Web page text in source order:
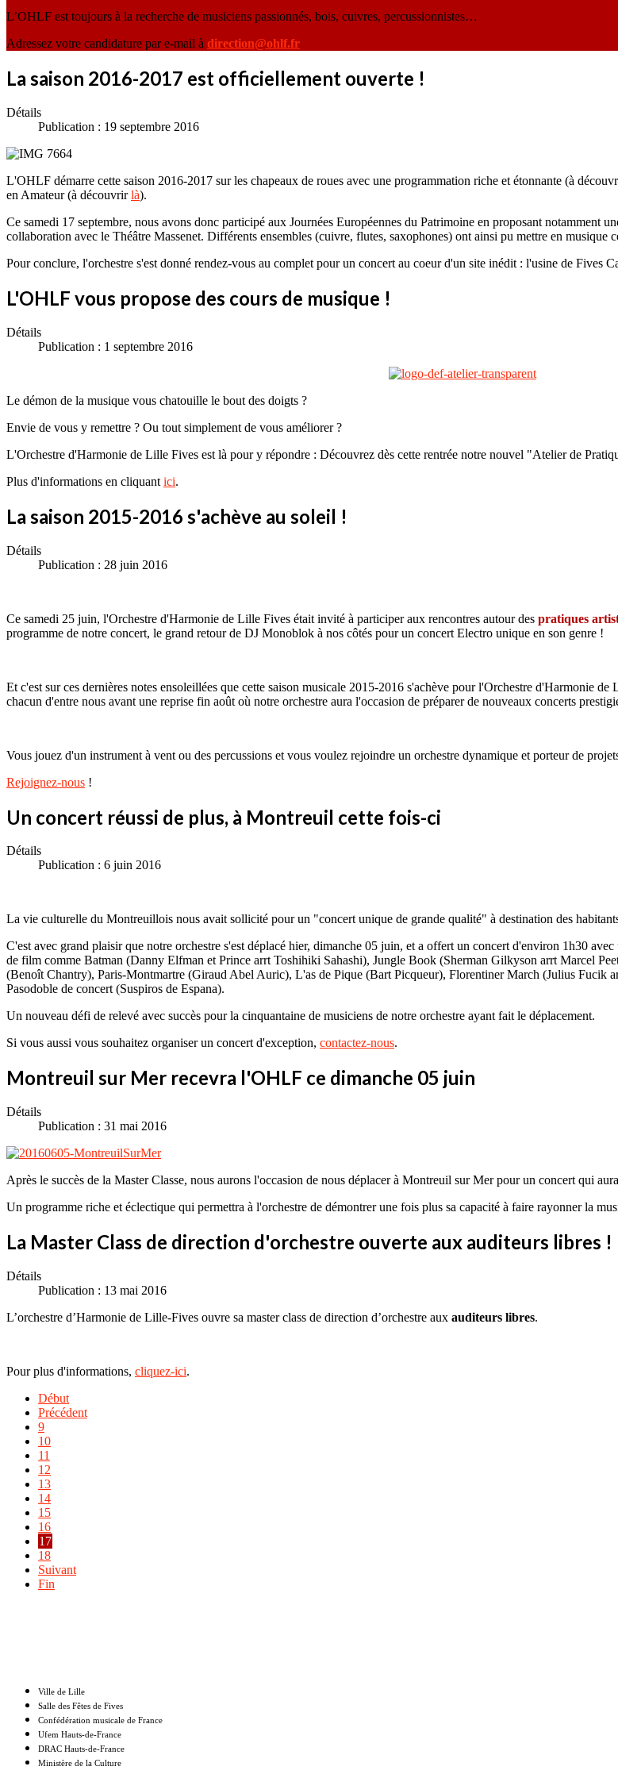
L’OHLF est toujours à la recherche de musiciens passionnés, bois, cuivres, percussionnistes…
Adressez votre candidature par e-mail à direction@ohlf.fr
La saison 2016-2017 est officiellement ouverte !
Détails
Publication : 19 septembre 2016
L'OHLF démarre cette saison 2016-2017 sur les chapeaux de roues avec une programmation riche et étonnante (à
en Amateur (à découvrirlà).
Ce samedi 17 septembre, nous avons donc participé aux Journées Européennes du Patrimoine en proposant notamment
collaboration avec le Théâtre Massenet. Différents ensembles (cuivre, flutes, saxophones) ont ainsi pu mettre en musique
Pour conclure, l'orchestre s'est donné rendez-vous au complet pour un concert au coeur d'un site inédit : l'usine de Fives
L'OHLF vous propose des cours de musique !
Détails
Publication : 1 septembre 2016
Le démon de la musique vous chatouille le bout des doigts ?
Envie de vous y remettre ? Ou tout simplement de vous améliorer ?
L'Orchestre d'Harmonie de Lille Fives est là pour y répondre : Découvrez dès cette rentrée notre nouvel "Atelier de
Plus d'informations en cliquant ici.
La saison 2015-2016 s'achève au soleil !
Détails
Publication : 28 juin 2016
Ce samedi 25 juin, l'Orchestre d'Harmonie de Lille Fives était invité à participer aux rencontres autour des pratiques
programme de notre concert, le grand retour de DJ Monoblok à nos côtés pour un concert Electro unique en son genre !
Et c'est sur ces dernières notes ensoleillées que cette saison musicale 2015-2016 s'achève pour l'Orchestre d'Harmonie
chacun d'entre nous avant une reprise fin août où notre orchestre aura l'occasion de préparer de nouveaux concerts
Vous jouez d'un instrument à vent ou des percussions et vous voulez rejoindre un orchestre dynamique et porteur de
Rejoignez-nous !
Un concert réussi de plus, à Montreuil cette fois-ci
Détails
Publication : 6 juin 2016
La vie culturelle du Montreuillois nous avait sollicité pour un "concert unique de grande qualité" à destination des
C'est avec grand plaisir que notre orchestre s'est déplacé hier, dimanche 05 juin, et a offert un concert d'environ 1h30
de film comme Batman (Danny Elfman et Prince arrt Toshihiki Sahashi), Jungle Book (Sherman Gilkyson arrt Marcel
(Benoît Chantry), Paris-Montmartre (Giraud Abel Auric), L'as de Pique (Bart Picqueur), Florentiner March (Julius Fucik
Pasodoble de concert (Suspiros de Espana).
Un nouveau défi de relevé avec succès pour la cinquantaine de musiciens de notre orchestre ayant fait le déplacement.
Si vous aussi vous souhaitez organiser un concert d'exception, contactez-nous.
Montreuil sur Mer recevra l'OHLF ce dimanche 05 juin
Détails
Publication : 31 mai 2016
Après le succès de la Master Classe, nous aurons l'occasion de nous déplacer à Montreuil sur Mer pour un concert qui
Un programme riche et éclectique qui permettra à l'orchestre de démontrer une fois plus sa capacité à faire rayonner la
La Master Class de direction d'orchestre ouverte aux auditeurs libres !
Détails
Publication : 13 mai 2016
L’orchestre d’Harmonie de Lille-Fives ouvre sa master class de direction d’orchestre aux auditeurs libres.
Pour plus d'informations, cliquez-ici.
Début
Précédent
9
10
11
12
13
14
15
16
17
18
Suivant
Fin
Ville de Lille
Salle des Fêtes de Fives
Confédération musicale de France
Ufem Hauts-de-France
DRAC Hauts-de-France
Ministère de la Culture